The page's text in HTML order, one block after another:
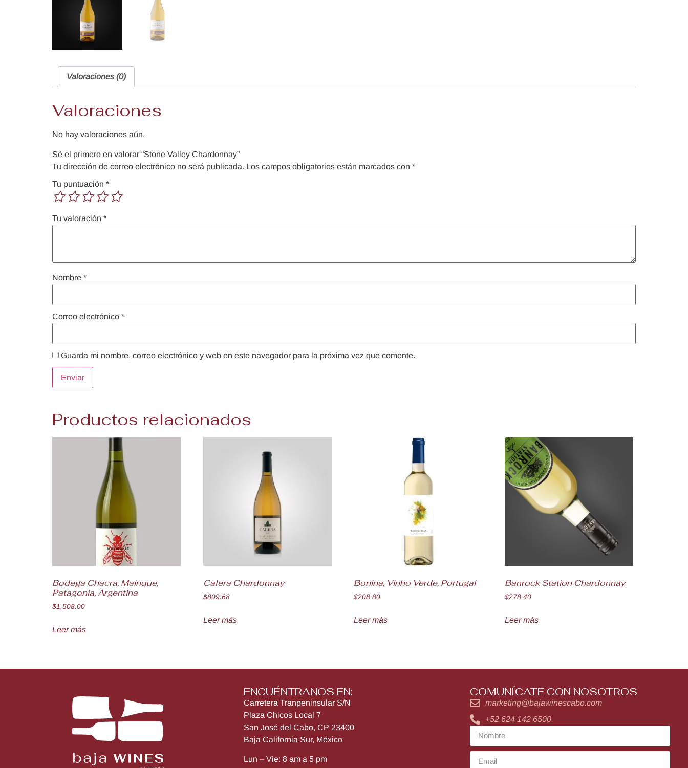
Valoraciones (0)
Valoraciones
No hay valoraciones aún.
Sé el primero en valorar “Stone Valley Chardonnay”
Tu dirección de correo electrónico no será publicada. Los campos obligatorios están marcados con *
Tu puntuación *
Tu valoración *
Nombre *
Correo electrónico *
Guarda mi nombre, correo electrónico y web en este navegador para la próxima vez que comente.
Productos relacionados
Bodega Chacra, Mainque,
Patagonia, Argentina
$1,508.00
Leer más
Calera Chardonnay
$809.68
Leer más
Bonina, Vinho Verde, Portugal
$208.80
Leer más
Banrock Station Chardonnay
$278.40
Leer más
ENCUÉNTRANOS EN:
Carretera Tranpeninsular S/N
Plaza Chicos Local 7
San José del Cabo, CP 23400
Baja California Sur, México
Lun – Vie: 8 am a 5 pm
COMUNÍCATE CON NOSOTROS
marketing@bajawinescabo.com
+52 624 142 6500